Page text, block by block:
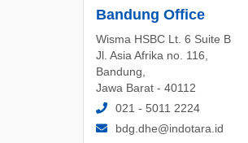
Bandung Office
Wisma HSBC Lt. 6 Suite B
Jl. Asia Afrika no. 116,
Bandung,
Jawa Barat - 40112
021 - 5011 2224
bdg.dhe@indotara.id